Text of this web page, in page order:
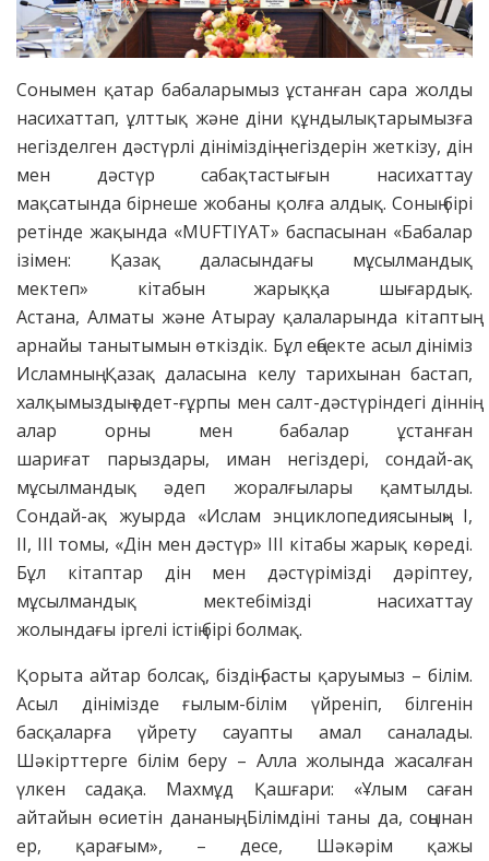
Сонымен қатар бабаларымыз ұстанған сара жолды
насихаттап, ұлттық және діни құндылықтарымызға
негізделген дәстүрлі дініміздің негіздерін жеткізу, дін
мен дәстүр сабақтастығын насихаттау
мақсатында бірнеше жобаны қолға алдық. Соның бірі
ретінде жақында «MUFTIYAT» баспасынан «Бабалар
ізімен: Қазақ даласындағы мұсылмандық
мектеп» кітабын жарыққа шығардық.
Астана, Алматы және Атырау қалаларында кітаптың
арнайы танытымын өткіздік. Бұл еңбекте асыл дініміз
Исламның Қазақ даласына келу тарихынан бастап,
халқымыздың әдет-ғұрпы мен салт-дәстүріндегі діннің
алар орны мен бабалар ұстанған
шариғат парыздары, иман негіздері, сондай-ақ
мұсылмандық әдеп жоралғылары қамтылды.
Сондай-ақ жуырда «Ислам энциклопедиясының» І,
ІІ, ІІІ томы, «Дін мен дәстүр» ІІІ кітабы жарық көреді.
Бұл кітаптар дін мен дәстүрімізді дәріптеу,
мұсылмандық мектебімізді насихаттау
жолындағы іргелі істің бірі болмақ.
Қорыта айтар болсақ, біздің басты қаруымыз – білім.
Асыл дінімізде ғылым-білім үйреніп, білгенін
басқаларға үйрету сауапты амал саналады.
Шәкірттерге білім беру – Алла жолында жасалған
үлкен садақа. Махмұд Қашғари: «Ұлым саған
айтайын өсиетін дананың, Білімдіні таны да, соңынан
ер, қарағым», – десе, Шәкәрім қажы